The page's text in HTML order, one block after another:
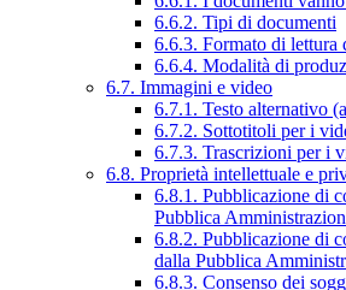
6.6.2. Tipi di documenti
6.6.3. Formato di lettura
6.6.4. Modalità di
6.7. Immagini e video
6.7.1. Testo alternativo
6.7.2. Sottotitoli per i
6.7.3. Trascrizioni per i
6.8. Proprietà intellettuale e
6.8.1. Pubblicazione di
Pubblica
6.8.2. Pubblicazione di
dalla Pubblica
6.8.3. Consenso dei